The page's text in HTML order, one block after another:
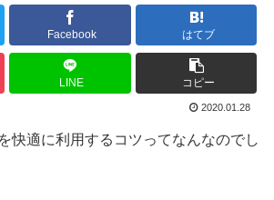
Facebook はてブ
LINE コピー
2020.01.28
快適に利用するコツってなんなのでし